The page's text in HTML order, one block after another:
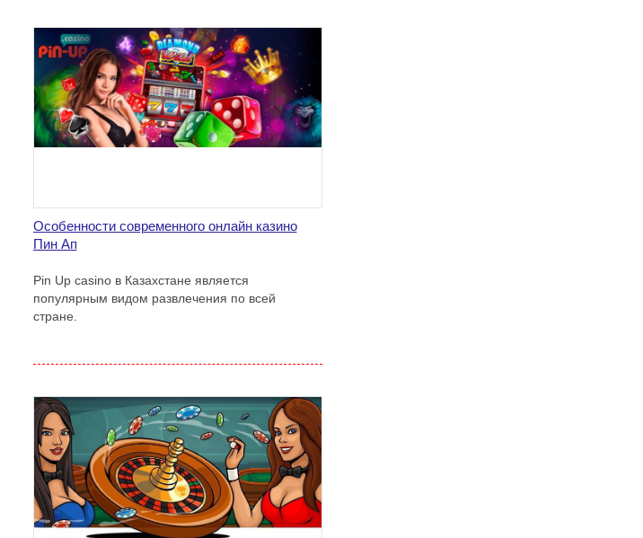
Особенности современного онлайн казино
Пин Ап
Pin Up casino в Казахстане является
популярным видом развлечения по всей
стране.